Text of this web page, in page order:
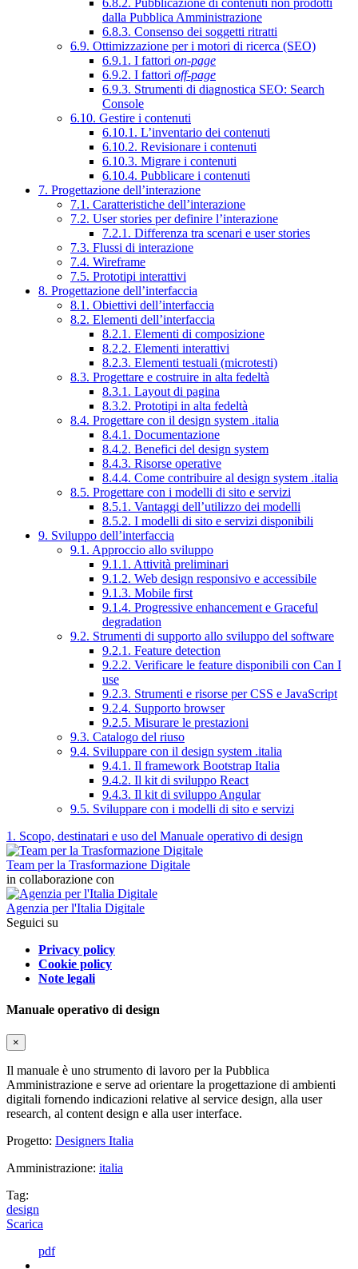
dalla Pubblica Amministrazione
6.8.3. Consenso dei soggetti ritratti
6.9. Ottimizzazione per i motori di ricerca (SEO)
6.9.1. I fattori on-page
6.9.2. I fattori off-page
6.9.3. Strumenti di diagnostica SEO: Search
Console
6.10. Gestire i contenuti
6.10.1. L’inventario dei contenuti
6.10.2. Revisionare i contenuti
6.10.3. Migrare i contenuti
6.10.4. Pubblicare i contenuti
7. Progettazione dell’interazione
7.1. Caratteristiche dell’interazione
7.2. User stories per definire l’interazione
7.2.1. Differenza tra scenari e user stories
7.3. Flussi di interazione
7.4. Wireframe
7.5. Prototipi interattivi
8. Progettazione dell’interfaccia
8.1. Obiettivi dell’interfaccia
8.2. Elementi dell’interfaccia
8.2.1. Elementi di composizione
8.2.2. Elementi interattivi
8.2.3. Elementi testuali (microtesti)
8.3. Progettare e costruire in alta fedeltà
8.3.1. Layout di pagina
8.3.2. Prototipi in alta fedeltà
8.4. Progettare con il design system .italia
8.4.1. Documentazione
8.4.2. Benefici del design system
8.4.3. Risorse operative
8.4.4. Come contribuire al design system .italia
8.5. Progettare con i modelli di sito e servizi
8.5.1. Vantaggi dell’utilizzo dei modelli
8.5.2. I modelli di sito e servizi disponibili
9. Sviluppo dell’interfaccia
9.1. Approccio allo sviluppo
9.1.1. Attività preliminari
9.1.2. Web design responsivo e accessibile
9.1.3. Mobile first
9.1.4. Progressive enhancement e Graceful
degradation
9.2. Strumenti di supporto allo sviluppo del software
9.2.1. Feature detection
9.2.2. Verificare le feature disponibili con Can I
use
9.2.3. Strumenti e risorse per CSS e JavaScript
9.2.4. Supporto browser
9.2.5. Misurare le prestazioni
9.3. Catalogo del riuso
9.4. Sviluppare con il design system .italia
9.4.1. Il framework Bootstrap Italia
9.4.2. Il kit di sviluppo React
9.4.3. Il kit di sviluppo Angular
9.5. Sviluppare con i modelli di sito e servizi
1. Scopo, destinatari e uso del Manuale operativo di design
Team per la Trasformazione Digitale
in collaborazione con
Agenzia per l'Italia Digitale
Seguici su
Privacy policy
Cookie policy
Note legali
Manuale operativo di design
×
Il manuale è uno strumento di lavoro per la Pubblica
Amministrazione e serve ad orientare la progettazione di ambienti
digitali fornendo indicazioni relative al service design, alla user
research, al content design e alla user interface.
Progetto: Designers Italia
Amministrazione: italia
Tag:
design
Scarica
pdf